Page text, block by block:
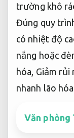
trường khô
Đúng quy
có nhiệt độ
nắng hoặc
hóa, Giảm rủi
nhanh lão
Văn phòng